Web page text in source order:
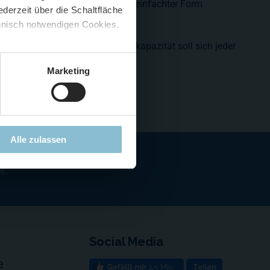
über die Schaltfläche
notwendigen Cookies.
Marketing
Alle zulassen
dem vergangenen Jahr in vereinfachter Form
Viertel der üblichen Besucherkapazität soll sich jeder
Social Media